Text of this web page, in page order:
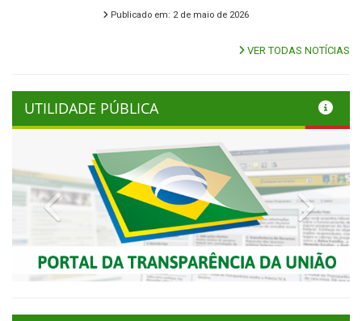
Publicado em: 2 de maio de 2026
VER TODAS NOTÍCIAS
UTILIDADE PÚBLICA
Previous Next